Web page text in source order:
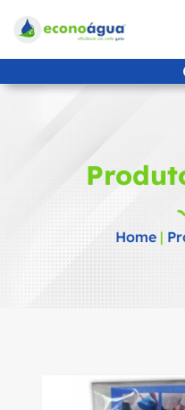
Home |